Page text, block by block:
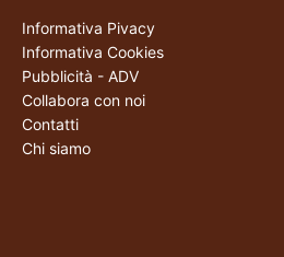
Informativa Pivacy
Informativa Cookies
Pubblicità - ADV
Collabora con noi
Contatti
Chi siamo